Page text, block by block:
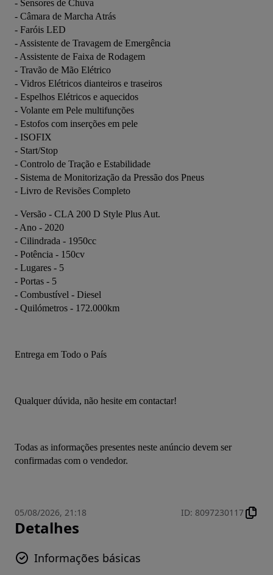
- Sensores de Chuva
- Câmara de Marcha Atrás
- Faróis LED
- Assistente de Travagem de Emergência
- Assistente de Faixa de Rodagem
- Travão de Mão Elétrico
- Vidros Elétricos dianteiros e traseiros
- Espelhos Elétricos e aquecidos
- Volante em Pele multifunções
- Estofos com inserções em pele
- ISOFIX
- Start/Stop
- Controlo de Tração e Estabilidade
- Sistema de Monitorização da Pressão dos Pneus
- Livro de Revisões Completo
- Versão - CLA 200 D Style Plus Aut.
- Ano - 2020
- Cilindrada - 1950cc
- Potência - 150cv
- Lugares - 5
- Portas - 5
- Combustível - Diesel
- Quilómetros - 172.000km
Entrega em Todo o País
Qualquer dúvida, não hesite em contactar!
Todas as informações presentes neste anúncio devem ser
confirmadas com o vendedor.
05/08/2026, 21:18 ID: 8097230117
Detalhes
Informações básicas